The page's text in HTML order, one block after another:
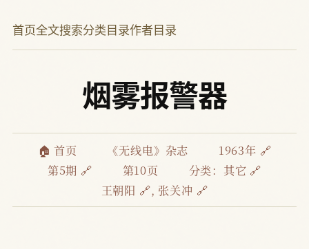
首页全文搜索分类目录作者目录
烟雾报警器
🏠 首页 《无线电》杂志
1963年 🔗
第5期 🔗
第10页 分类： 其它 🔗
王朝阳 🔗, 张关冲 🔗